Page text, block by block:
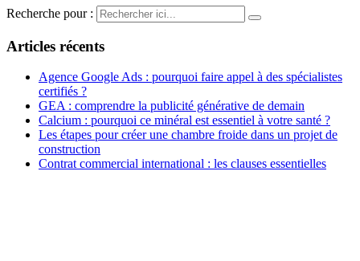
Recherche pour :
Articles récents
Agence Google Ads : pourquoi faire appel à des spécialistes
certifiés ?
GEA : comprendre la publicité générative de demain
Calcium : pourquoi ce minéral est essentiel à votre santé ?
Les étapes pour créer une chambre froide dans un projet de
construction
Contrat commercial international : les clauses essentielles